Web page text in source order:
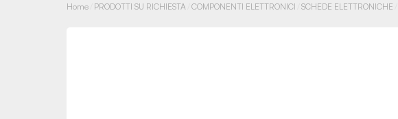
Home PRODOTTI SU RICHIESTA COMPONENTI ELETTRONICI SCHEDE ELETTRONICHE